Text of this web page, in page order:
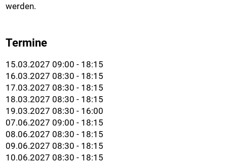
werden.
Termine
15.03.2027 09:00 - 18:15
16.03.2027 08:30 - 18:15
17.03.2027 08:30 - 18:15
18.03.2027 08:30 - 18:15
19.03.2027 08:30 - 16:00
07.06.2027 09:00 - 18:15
08.06.2027 08:30 - 18:15
09.06.2027 08:30 - 18:15
10.06.2027 08:30 - 18:15